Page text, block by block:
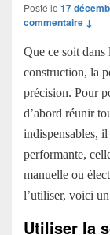
Posté le 17
commentaire ↓
Que ce soit dans
construction, la
précision. Pour
d’abord réunir
indispensables,
performante,
manuelle ou
l’utiliser, voici
Utiliser la